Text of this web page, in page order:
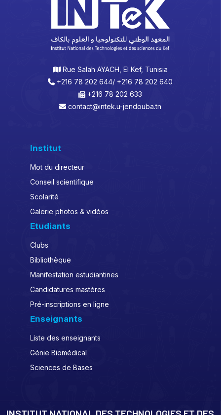
Rue Salah AYACH, El Kef, Tunisia
+216 78 202 644/ +216 78 202 640
+216 78 202 633
contact@intek.u-jendouba.tn
Institut
Mot du directeur
Conseil scientifique
Scolarité
Galerie photos & vidéos
Etudiants
Clubs
Bibliothèque
Manifestation estudiantines
Candidatures mastères
Pré-inscriptions en ligne
Enseignants
Liste des enseignants
Génie Biomédical
Sciences de Bases